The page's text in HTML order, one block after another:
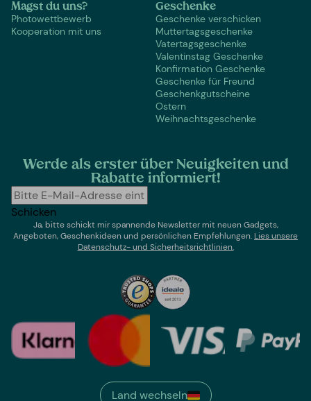
Magst du uns?
Photowettbewerb
Kooperation mit uns
Geschenke
Geschenke verschicken
Muttertagsgeschenke
Vatertagsgeschenke
Valentinstag Geschenke
Konfirmation Geschenke
Geschenke für Freund
Geschenkgutscheine
Ostern
Weihnachtsgeschenke
Werde als erster über Neuigkeiten und
Rabatte informiert!
Schicken
Ja, bitte schickt mir spannende Newsletter mit neuen Gadgets,
Angeboten, Geschenkideen und persönlichen Empfehlungen. Lies unsere
Datenschutz- und Sicherheitsrichtlinien.
Land wechseln